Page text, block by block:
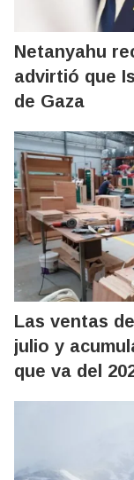
Netanyahu
advirtió que
de Gaza
Las ventas
julio y
que va del